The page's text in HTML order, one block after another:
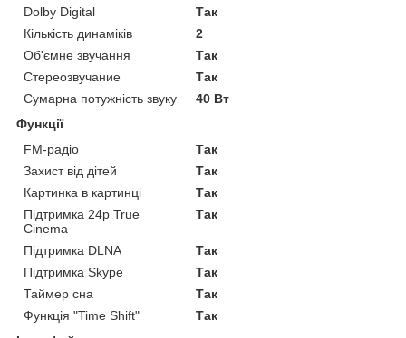
Dolby Digital
Так
Кількість динаміків
2
Об'ємне звучання
Так
Стереозвучание
Так
Сумарна потужність звуку
40 Вт
Функції
FM-радіо
Так
Захист від дітей
Так
Картинка в картинці
Так
Підтримка 24p True
Cinema
Так
Підтримка DLNA
Так
Підтримка Skype
Так
Таймер сна
Так
Функція "Time Shift"
Так